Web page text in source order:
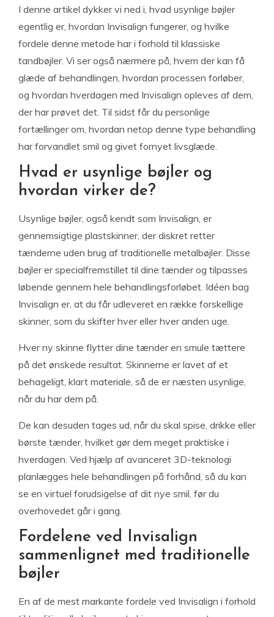
I denne artikel dykker vi ned i, hvad usynlige bøjler
egentlig er, hvordan Invisalign fungerer, og hvilke
fordele denne metode har i forhold til klassiske
tandbøjler. Vi ser også nærmere på, hvem der kan få
glæde af behandlingen, hvordan processen forløber,
og hvordan hverdagen med Invisalign opleves af dem,
der har prøvet det. Til sidst får du personlige
fortællinger om, hvordan netop denne type behandling
har forvandlet smil og givet fornyet livsglæde.
Hvad er usynlige bøjler og
hvordan virker de?
Usynlige bøjler, også kendt som Invisalign, er
gennemsigtige plastskinner, der diskret retter
tænderne uden brug af traditionelle metalbøjler. Disse
bøjler er specialfremstillet til dine tænder og tilpasses
løbende gennem hele behandlingsforløbet. Idéen bag
Invisalign er, at du får udleveret en række forskellige
skinner, som du skifter hver eller hver anden uge.
Hver ny skinne flytter dine tænder en smule tættere
på det ønskede resultat. Skinnerne er lavet af et
behageligt, klart materiale, så de er næsten usynlige,
når du har dem på.
De kan desuden tages ud, når du skal spise, drikke eller
børste tænder, hvilket gør dem meget praktiske i
hverdagen. Ved hjælp af avanceret 3D-teknologi
planlægges hele behandlingen på forhånd, så du kan
se en virtuel forudsigelse af dit nye smil, før du
overhovedet går i gang.
Fordelene ved Invisalign
sammenlignet med traditionelle
bøjler
En af de mest markante fordele ved Invisalign i forhold